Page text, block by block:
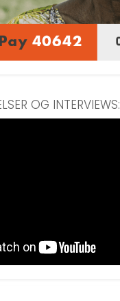
OG INTERVIEWS: